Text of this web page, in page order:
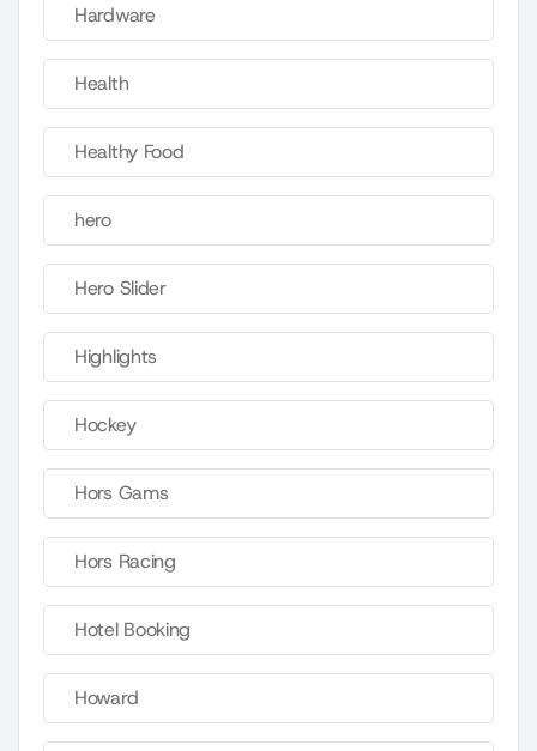
Hardware
Health
Healthy Food
hero
Hero Slider
Highlights
Hockey
Hors Gams
Hors Racing
Hotel Booking
Howard